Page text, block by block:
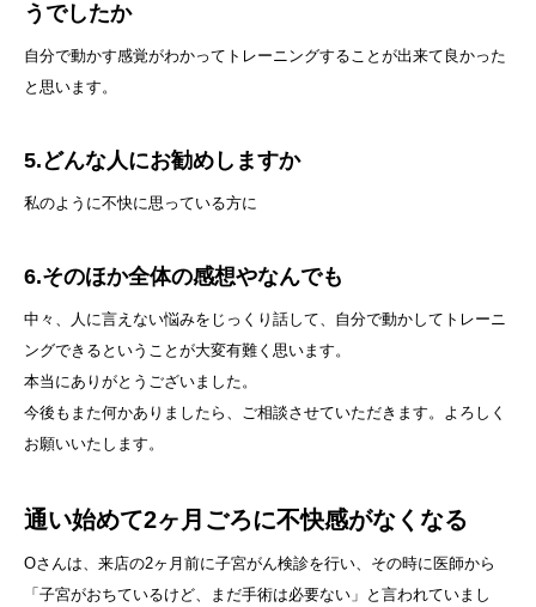
うでしたか
自分で動かす感覚がわかってトレーニングすることが出来て良かった
と思います。
5.どんな人にお勧めしますか
私のように不快に思っている方に
6.そのほか全体の感想やなんでも
中々、人に言えない悩みをじっくり話して、自分で動かしてトレーニ
ングできるということが大変有難く思います。
本当にありがとうございました。
今後もまた何かありましたら、ご相談させていただきます。よろしく
お願いいたします。
通い始めて2ヶ月ごろに不快感がなくなる
Oさんは、来店の2ヶ月前に子宮がん検診を行い、その時に医師から
「子宮がおちているけど、まだ手術は必要ない」と言われていまし